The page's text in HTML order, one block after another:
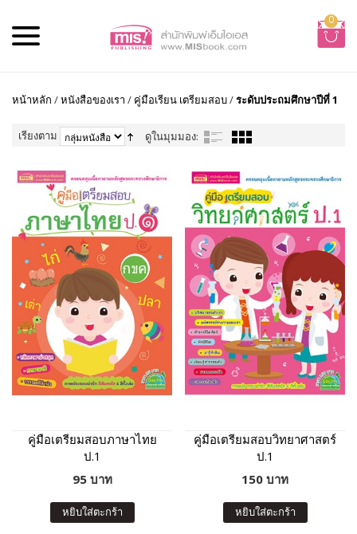
0
หน้าหลัก /หนังสือของเรา / คู่มือเรียน เตรียมสอบ/ระดับประถมศึกษาปีที่ 1
เรียงตาม ดูในมุมมอง:
คู่มือเตรียมสอบภาษาไทย
ป.1
95 บาท
หยิบใส่ตะกร้า
คู่มือเตรียมสอบวิทยาศาสตร์
ป.1
150 บาท
หยิบใส่ตะกร้า